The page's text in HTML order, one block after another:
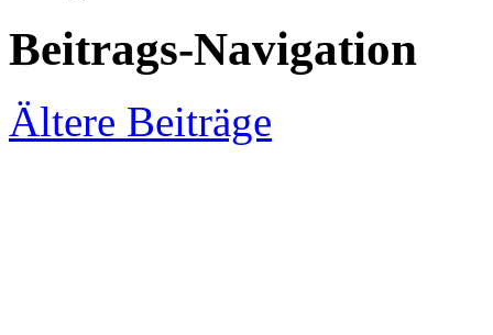
Beitrags-Navigation
Ältere Beiträge